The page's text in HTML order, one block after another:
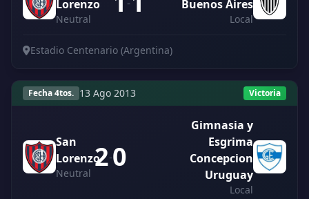
Lorenzo
Neutral
Buenos Aires
Local
Estadio Centenario (Argentina)
Fecha 4tos. 13 Ago 2013 Victoria
San
Lorenzo
Neutral 2-0
Gimnasia y
Esgrima
Concepcion
Uruguay
Local